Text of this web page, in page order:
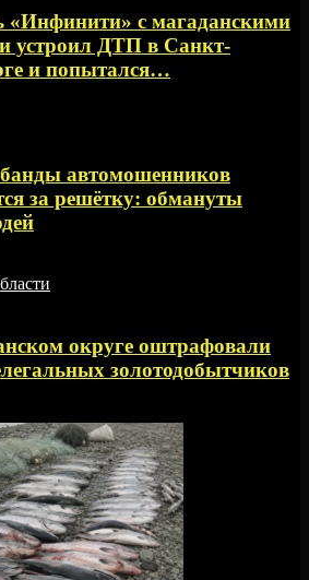
«Инфинити» с магаданскими
устроил ДТП в Санкт-
и попытался…
автомошенников
за решётку: обмануты
округе оштрафовали
золотодобытчиков